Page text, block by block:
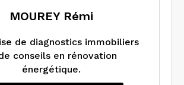
MOUREY Rémi
de diagnostics immobiliers
conseils en rénovation
énergétique.